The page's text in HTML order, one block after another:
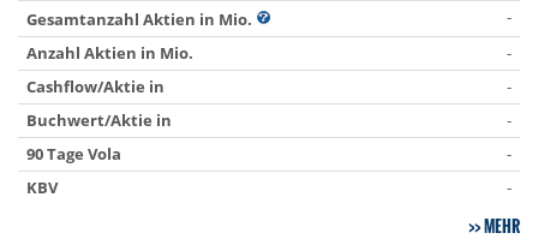
Gesamtanzahl Aktien in Mio.
-
Anzahl Aktien in Mio.
-
Cashflow/Aktie in
-
Buchwert/Aktie in
-
90 Tage Vola
-
KBV
-
MEHR